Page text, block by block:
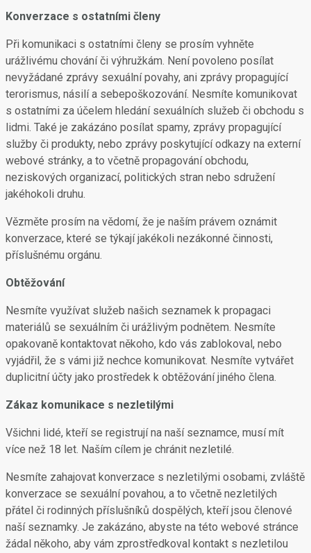
Konverzace s ostatními členy
Při komunikaci s ostatními členy se prosím vyhněte
urážlivému chování či výhružkám. Není povoleno posílat
nevyžádané zprávy sexuální povahy, ani zprávy propagující
terorismus, násilí a sebepoškozování. Nesmíte komunikovat
s ostatními za účelem hledání sexuálních služeb či obchodu s
lidmi. Také je zakázáno posílat spamy, zprávy propagující
služby či produkty, nebo zprávy poskytující odkazy na externí
webové stránky, a to včetně propagování obchodu,
neziskových organizací, politických stran nebo sdružení
jakéhokoli druhu.
Vězměte prosím na vědomí, že je naším právem oznámit
konverzace, které se týkají jakékoli nezákonné činnosti,
příslušnému orgánu.
Obtěžování
Nesmíte využívat služeb našich seznamek k propagaci
materiálů se sexuálním či urážlivým podnětem. Nesmíte
opakovaně kontaktovat někoho, kdo vás zablokoval, nebo
vyjádřil, že s vámi již nechce komunikovat. Nesmíte vytvářet
duplicitní účty jako prostředek k obtěžování jiného člena.
Zákaz komunikace s nezletilými
Všichni lidé, kteří se registrují na naší seznamce, musí mít
více než 18 let. Naším cílem je chránit nezletilé.
Nesmíte zahajovat konverzace s nezletilými osobami, zvláště
konverzace se sexuální povahou, a to včetně nezletilých
přátel či rodinných příslušníků dospělých, kteří jsou členové
naší seznamky. Je zakázáno, abyste na této webové stránce
žádal někoho, aby vám zprostředkoval kontakt s nezletilou